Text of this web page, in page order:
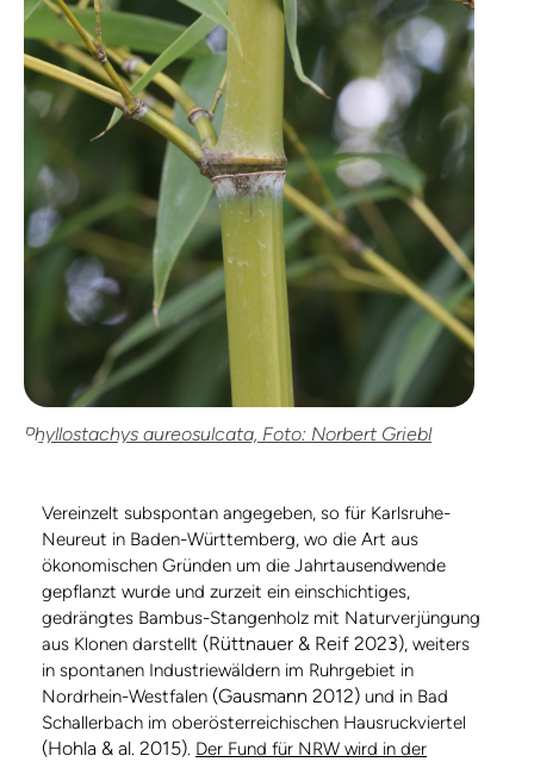
Phyllostachys aureosulcata, Foto: Norbert Griebl
Vereinzelt subspontan angegeben, so für Karlsruhe-
Neureut in Baden-Württemberg, wo die Art aus
ökonomischen Gründen um die Jahrtausendwende
gepflanzt wurde und zurzeit ein einschichtiges,
gedrängtes Bambus-Stangenholz mit Naturverjüngung
aus Klonen darstellt (Rüttnauer & Reif 2023), weiters
in spontanen Industriewäldern im Ruhrgebiet in
Nordrhein-Westfalen (Gausmann 2012) und in Bad
Schallerbach im oberösterreichischen Hausruckviertel
(Hohla & al. 2015). Der Fund für NRW wird in der